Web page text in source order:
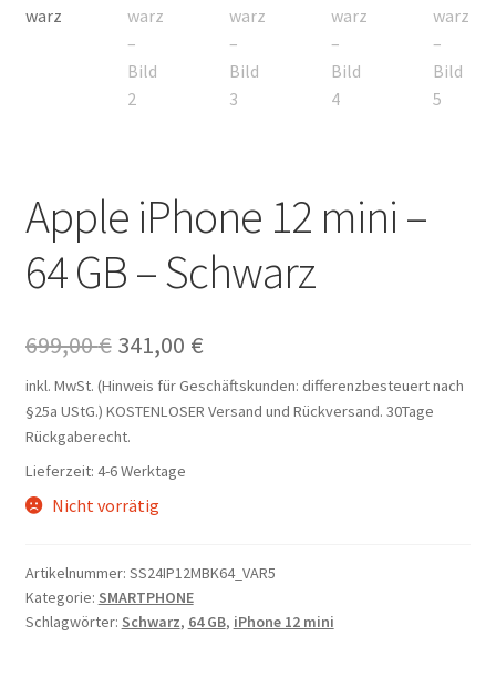
Apple iPhone 12 mini –
64 GB – Schwarz
699,00€ Ursprünglicher
Preis
war:
699,00 €
341,00 €Aktueller
Preis
ist:
inkl. MwSt. (Hinweis für Geschäftskunden: differenzbesteuert nach
§25a UStG.) KOSTENLOSER Versand und Rückversand. 30Tage
Rückgaberecht.
Lieferzeit: 4-6 Werktage
Nicht vorrätig
Artikelnummer: SS24IP12MBK64_VAR5
Kategorie: SMARTPHONE
Schlagwörter: Schwarz, 64 GB, iPhone 12 mini